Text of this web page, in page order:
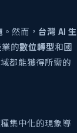
。然而， 台灣 AI 生
的數位轉型和國
都能獲得所需的
集中化的現象導